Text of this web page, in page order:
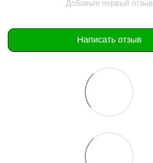
Добавьте первый отзыв
Написать отзыв